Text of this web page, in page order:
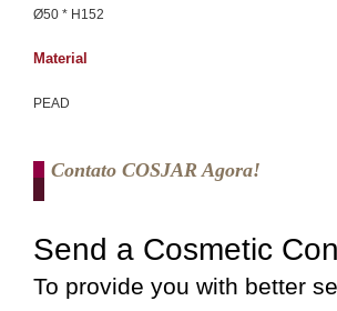
Ø50 * H152
Material
PEAD
Contato COSJAR Agora!